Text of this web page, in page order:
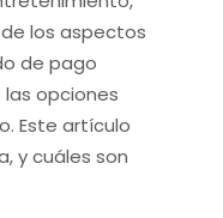
los aspectos
de pago
opciones
Este artículo
y cuáles son